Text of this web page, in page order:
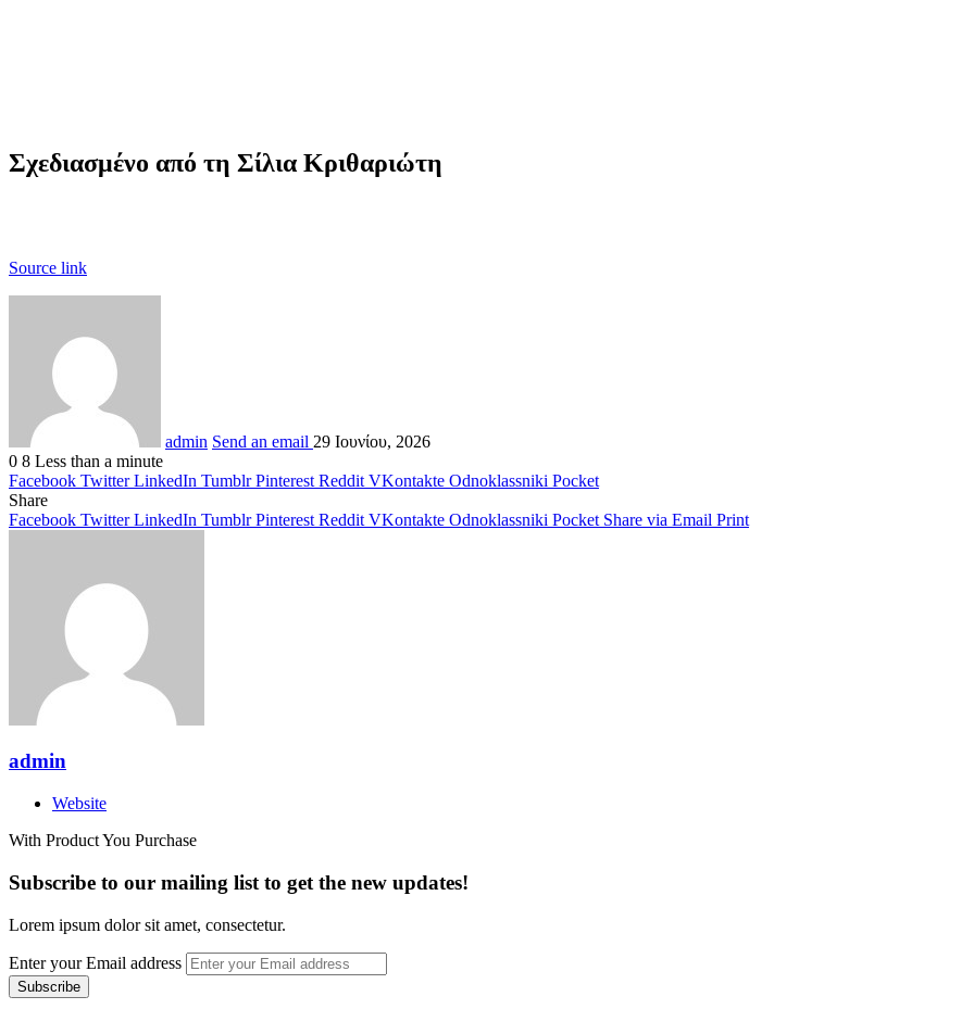
Σχεδιασμένο από τη Σίλια Κριθαριώτη
Source link
admin Send an email 29 Ιουνίου, 2026
0 8 Less than a minute
Facebook Twitter LinkedIn Tumblr Pinterest Reddit VKontakte Odnoklassniki Pocket
Share
Facebook Twitter LinkedIn Tumblr Pinterest Reddit VKontakte Odnoklassniki Pocket Share via Email Print
admin
Website
With Product You Purchase
Subscribe to our mailing list to get the new updates!
Lorem ipsum dolor sit amet, consectetur.
Enter your Email address